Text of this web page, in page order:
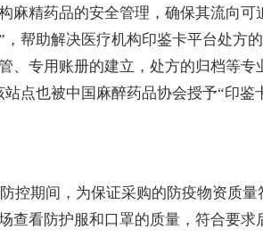
精药品的安全管理，确保其流向可
，帮助解决医疗机构印鉴卡平台处方
、专用账册的建立，处方的归档等
点也被中国麻醉药品协会授予“印鉴
期间，为保证采购的防疫物资质量
查看防护服和口罩的质量，符合要